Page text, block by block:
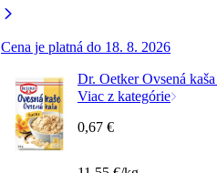
Cena je platná do 18. 8. 2026
Dr. Oetker Ovsená
Viac z kategórie
0,67 €